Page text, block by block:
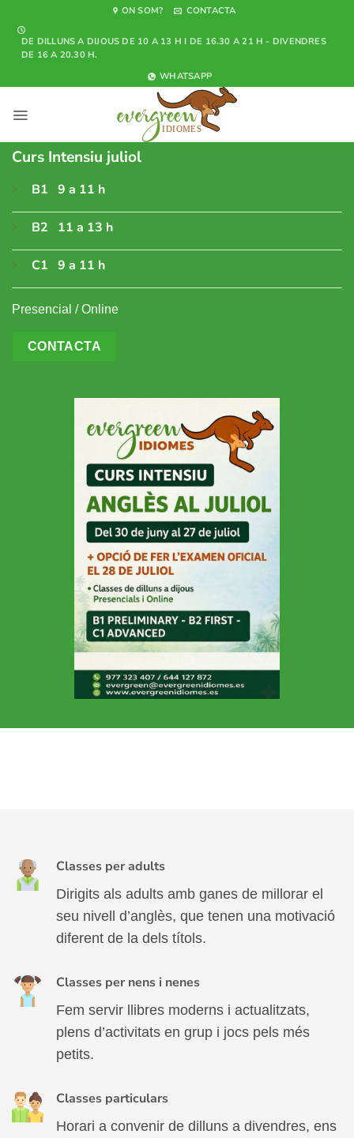
content
ON SOM? CONTACTA
DE DILLUNS A DIJOUS DE 10 A 13 H I DE 16.30 A 21 H - DIVENDRES
DE 16 A 20.30 H.
WHATSAPP
Curs Intensiu juliol
B1 9 a 11 h
B2 11 a 13 h
C1 9 a 11 h
Presencial / Online
CONTACTA
Classes per adults
Dirigits als adults amb ganes de millorar el
seu nivell d’anglès, que tenen una motivació
diferent de la dels títols.
Classes per nens i nenes
Fem servir llibres moderns i actualitzats,
plens d’activitats en grup i jocs pels més
petits.
Classes particulars
Horari a convenir de dilluns a divendres, ens